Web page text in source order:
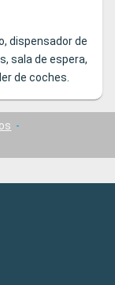
dispensador de
sala de espera,
de coches.